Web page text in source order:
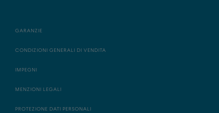
GARANZIE
CONDIZIONI GENERALI DI VENDITA
IMPEGNI
MENZIONI LEGALI
PROTEZIONE DATI PERSONALI